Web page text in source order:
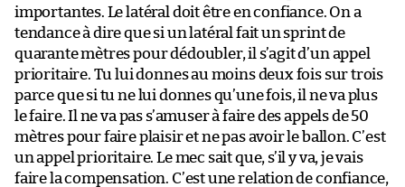
importantes. Le latéral doit être en confiance. On a
tendance à dire que si un latéral fait un sprint de
quarante mètres pour dédoubler, il s’agit d’un appel
prioritaire. Tu lui donnes au moins deux fois sur trois
parce que si tu ne lui donnes qu’une fois, il ne va plus
le faire. Il ne va pas s’amuser à faire des appels de 50
mètres pour faire plaisir et ne pas avoir le ballon. C’est
un appel prioritaire. Le mec sait que, s’il y va, je vais
faire la compensation. C’est une relation de confiance,